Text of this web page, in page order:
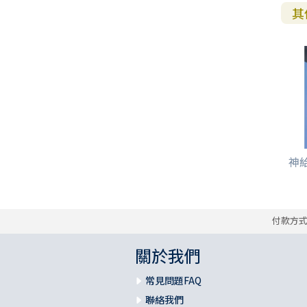
神
付款方
關於我們
常見問題FAQ
聯絡我們